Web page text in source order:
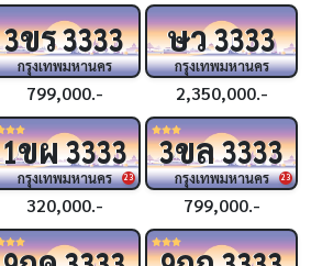
3ขร3333
กรุงเทพมหานคร
799,000.-
ษว3333
กรุงเทพมหานคร
2,350,000.-
23
1ขผ3333
กรุงเทพมหานคร
320,000.-
23
3ขล3333
กรุงเทพมหานคร
799,000.-